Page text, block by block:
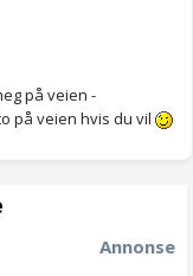
på veien -
på veien hvis du vil
Annonse